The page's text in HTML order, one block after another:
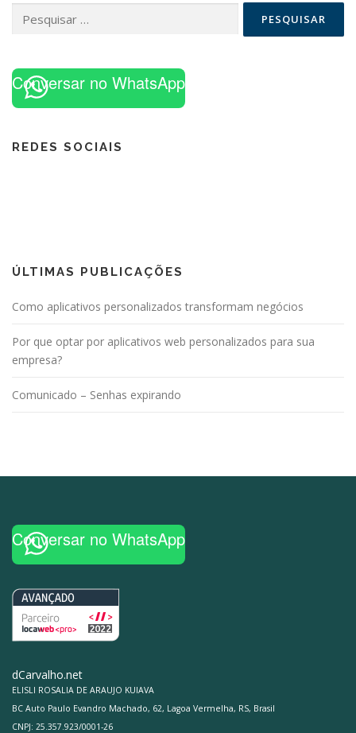
por:
Conversar no WhatsApp
REDES SOCIAIS
ÚLTIMAS PUBLICAÇÕES
Como aplicativos personalizados transformam negócios
Por que optar por aplicativos web personalizados para sua
empresa?
Comunicado – Senhas expirando
Conversar no WhatsApp
dCarvalho.net
ELISLI ROSALIA DE ARAUJO KUIAVA
BC Auto Paulo Evandro Machado, 62, Lagoa Vermelha, RS, Brasil
CNPJ: 25.357.923/0001-26